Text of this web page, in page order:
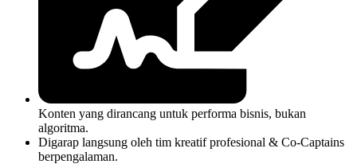
Konten yang dirancang untuk performa bisnis, bukan
algoritma.
Digarap langsung oleh tim kreatif profesional & Co-Captains
berpengalaman.